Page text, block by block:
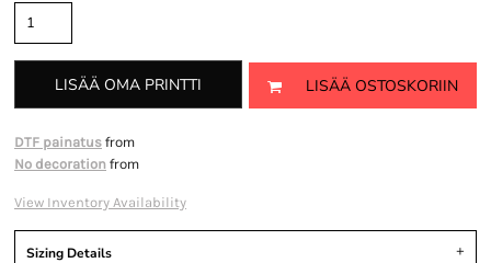
LISÄÄ OMA PRINTTI LISÄÄ OSTOSKORIIN
DTF painatus from
No decoration from
View Inventory Availability
Sizing Details